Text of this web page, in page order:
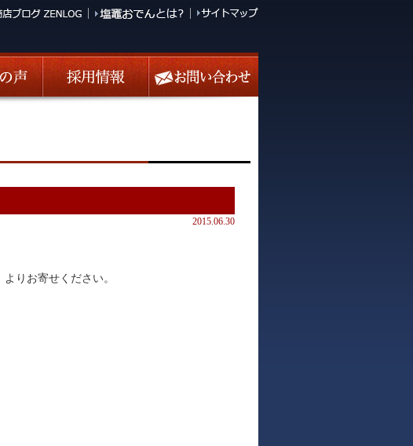
2015.06.30
よりお寄せください。